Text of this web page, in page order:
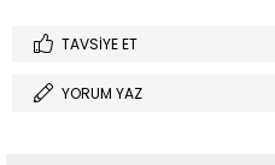
TAVSIYE ET
YORUM YAZ